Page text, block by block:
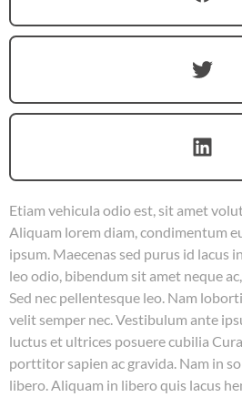
Etiam vehicula odio est, sit amet
Aliquam lorem diam, condimentum
ipsum. Maecenas sed purus id lacus
leo odio, bibendum sit amet neque
Sed nec pellentesque leo. Nam
velit semper nec. Vestibulum ante
luctus et ultrices posuere cubilia
porttitor sapien ac gravida. Nam in
libero. Aliquam in libero quis lacus